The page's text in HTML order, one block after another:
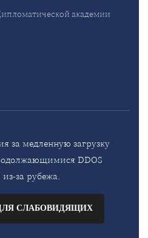
академии
за медленную загрузку
DDOS
за рубежа.
СЛАБОВИДЯЩИХ